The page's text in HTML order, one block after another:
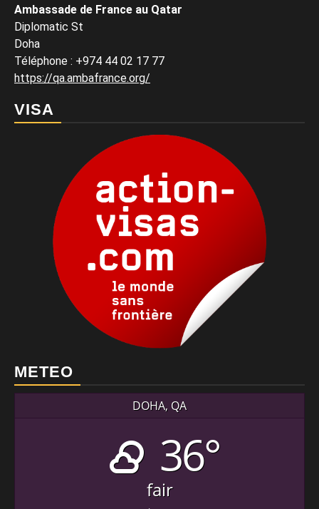
Ambassade de France au Qatar
Diplomatic St
Doha
Téléphone : +974 44 02 17 77
https://qa.ambafrance.org/
VISA
METEO
DOHA, QA
36°
fair